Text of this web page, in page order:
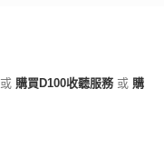
或 購買D100收聽服務 或 購